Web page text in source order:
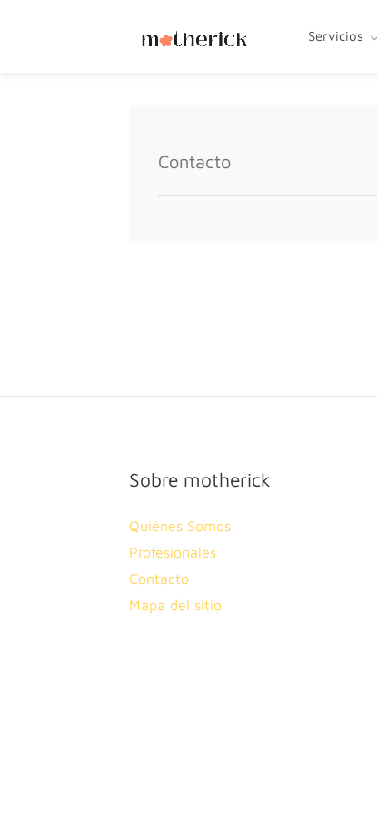
Servicios
Contacto
Sobre motherick
Quiénes Somos
Profesionales
Contacto
Mapa del sitio